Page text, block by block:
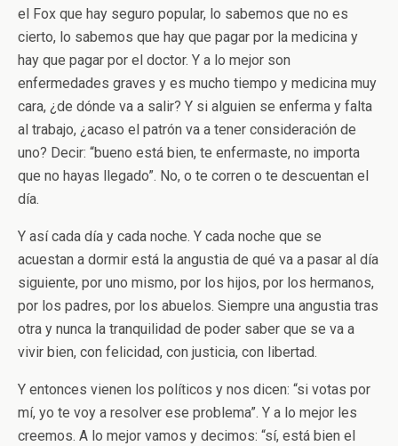
el Fox que hay seguro popular, lo sabemos que no es
cierto, lo sabemos que hay que pagar por la medicina y
hay que pagar por el doctor. Y a lo mejor son
enfermedades graves y es mucho tiempo y medicina muy
cara, ¿de dónde va a salir? Y si alguien se enferma y falta
al trabajo, ¿acaso el patrón va a tener consideración de
uno? Decir: “bueno está bien, te enfermaste, no importa
que no hayas llegado”. No, o te corren o te descuentan el
día.
Y así cada día y cada noche. Y cada noche que se
acuestan a dormir está la angustia de qué va a pasar al día
siguiente, por uno mismo, por los hijos, por los hermanos,
por los padres, por los abuelos. Siempre una angustia tras
otra y nunca la tranquilidad de poder saber que se va a
vivir bien, con felicidad, con justicia, con libertad.
Y entonces vienen los políticos y nos dicen: “si votas por
mí, yo te voy a resolver ese problema”. Y a lo mejor les
creemos. A lo mejor vamos y decimos: “sí, está bien el